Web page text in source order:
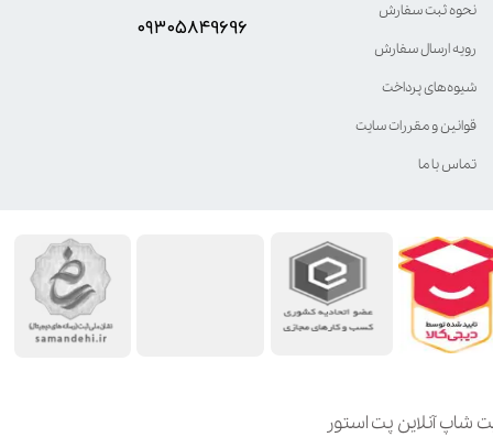
شاپ آنلاین پت استور
نحوه ثبت سفارش
رویه ارسال سفارش
شیوه‌های پرداخت
قوانین و مقررات سایت
تماس با ما
۰۹۳۰۵8۴9696